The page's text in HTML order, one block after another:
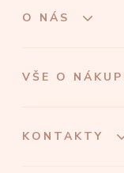
O NÁS
VŠE O
KONTAKTY